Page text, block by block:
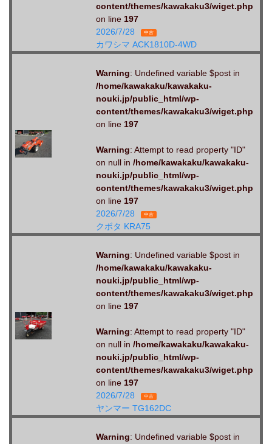
content/themes/kawakaku3/wiget.php
on line 197
2026/7/28
中古
カワシマ ACK1810D-4WD
Warning: Undefined variable $post in
/home/kawakaku/kawakaku-
nouki.jp/public_html/wp-
content/themes/kawakaku3/wiget.php
on line 197
Warning: Attempt to read property "ID"
on null in /home/kawakaku/kawakaku-
nouki.jp/public_html/wp-
content/themes/kawakaku3/wiget.php
on line 197
2026/7/28
中古
クボタ KRA75
Warning: Undefined variable $post in
/home/kawakaku/kawakaku-
nouki.jp/public_html/wp-
content/themes/kawakaku3/wiget.php
on line 197
Warning: Attempt to read property "ID"
on null in /home/kawakaku/kawakaku-
nouki.jp/public_html/wp-
content/themes/kawakaku3/wiget.php
on line 197
2026/7/28
中古
ヤンマー TG162DC
Warning: Undefined variable $post in